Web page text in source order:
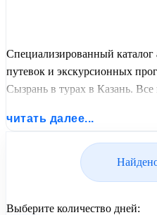
Специализированный
путевок и экскурсионных
Сызрань в турах в Казань.
актуальным графиком заездов
читать далее...
Выберите количество дней: